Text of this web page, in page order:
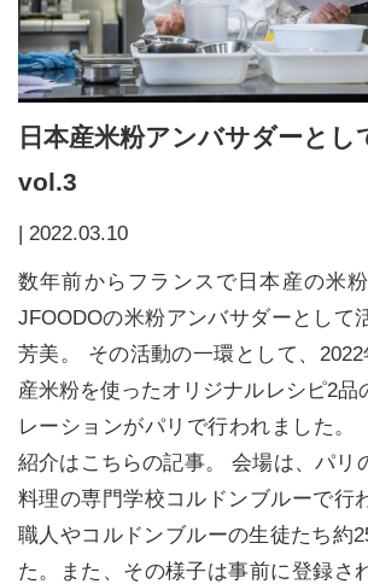
日本産米粉アンバサダーとし
vol.3
| 2022.03.10
数年前からフランスで日本産の米
JFOODOの米粉アンバサダーとして
芳美。 その活動の一環として、
産米粉を使ったオリジナルレシピ2品
レーションがパリで行われました
紹介はこちらの記事。 会場は、パリ
料理の専門学校コルドンブルーで行
職人やコルドンブルーの生徒たち約
た。また、その様子は事前に登録さ